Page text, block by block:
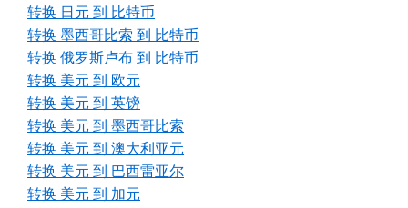
转换 日元 到 比特币
转换 墨西哥比索 到 比特币
转换 俄罗斯卢布 到 比特币
转换 美元 到 欧元
转换 美元 到 英镑
转换 美元 到 墨西哥比索
转换 美元 到 澳大利亚元
转换 美元 到 巴西雷亚尔
转换 美元 到 加元